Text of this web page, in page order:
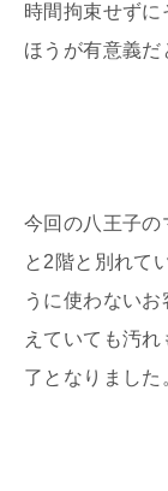
時間拘束せずに
ほうが有意義だ
今回の八王子
と2階と別れて
うに使わない
えていても汚
了となりました